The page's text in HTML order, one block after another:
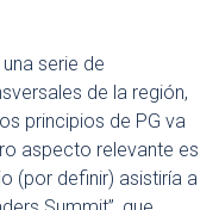
serie de
de la región,
principios de PG va
aspecto relevante es
(por definir) asistiría a